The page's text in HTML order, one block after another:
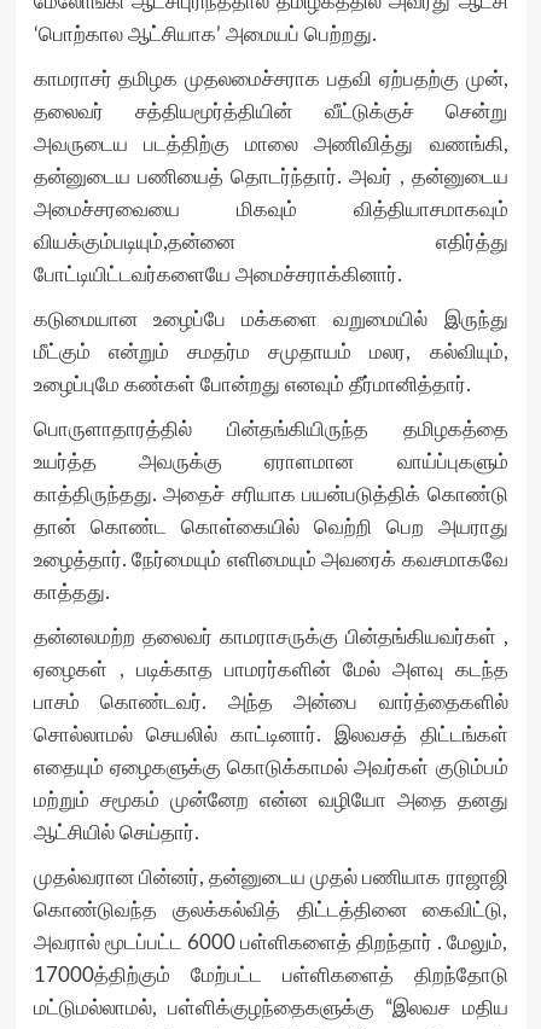
‘பொற்கால ஆட்சியாக’ அமையப் பெற்றது.
காமராசர் தமிழக முதலமைச்சராக பதவி ஏற்பதற்கு முன்,
தலைவர் சத்தியமூர்த்தியின் வீட்டுக்குச் சென்று
அவருடைய படத்திற்கு மாலை அணிவித்து வணங்கி,
தன்னுடைய பணியைத் தொடர்ந்தார். அவர் , தன்னுடைய
அமைச்சரவையை மிகவும் வித்தியாசமாகவும்
வியக்கும்படியும்,தன்னை எதிர்த்து
போட்டியிட்டவர்களையே அமைச்சராக்கினார்.
கடுமையான உழைப்பே மக்களை வறுமையில் இருந்து
மீட்கும் என்றும் சமதர்ம சமுதாயம் மலர, கல்வியும்,
உழைப்புமே கண்கள் போன்றது எனவும் தீர்மானித்தார்.
பொருளாதாரத்தில் பின்தங்கியிருந்த தமிழகத்தை
உயர்த்த அவருக்கு ஏராளமான வாய்ப்புகளும்
காத்திருந்தது. அதைச் சரியாக பயன்படுத்திக் கொண்டு
தான் கொண்ட கொள்கையில் வெற்றி பெற அயராது
உழைத்தார். நேர்மையும் எளிமையும் அவரைக் கவசமாகவே
காத்தது.
தன்னலமற்ற தலைவர் காமராசருக்கு பின்தங்கியவர்கள் ,
ஏழைகள் , படிக்காத பாமரர்களின் மேல் அளவு கடந்த
பாசம் கொண்டவர். அந்த அன்பை வார்த்தைகளில்
சொல்லாமல் செயலில் காட்டினார். இலவசத் திட்டங்கள்
எதையும் ஏழைகளுக்கு கொடுக்காமல் அவர்கள் குடும்பம்
மற்றும் சமூகம் முன்னேற என்ன வழியோ அதை தனது
ஆட்சியில் செய்தார்.
முதல்வரான பின்னர், தன்னுடைய முதல் பணியாக ராஜாஜி
கொண்டுவந்த குலக்கல்வித் திட்டத்தினை கைவிட்டு,
அவரால் மூடப்பட்ட 6000 பள்ளிகளைத் திறந்தார் . மேலும்,
17000த்திற்கும் மேற்பட்ட பள்ளிகளைத் திறந்தோடு
மட்டுமல்லாமல், பள்ளிக்குழந்தைகளுக்கு “இலவச மதிய